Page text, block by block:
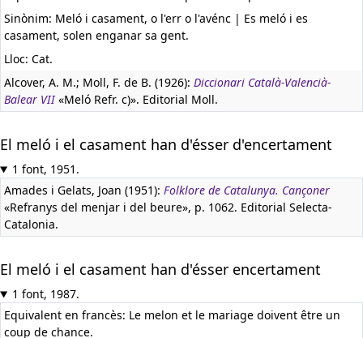
Sinònim: Meló i casament, o l'err o l'avénc | Es meló i es
casament, solen enganar sa gent.
Lloc: Cat.
Alcover, A. M.; Moll, F. de B. (1926): Diccionari Català-Valencià-
Balear VII«Meló Refr. c)». Editorial Moll.
El meló i el casament han d'ésser d'encertament
1 font, 1951.
Amades i Gelats, Joan (1951): Folklore de Catalunya. Cançoner
«Refranys del menjar i del beure», p. 1062. Editorial Selecta-
Catalonia.
El meló i el casament han d'ésser encertament
1 font, 1987.
Equivalent en francès: Le melon et le mariage doivent être un
coup de chance.